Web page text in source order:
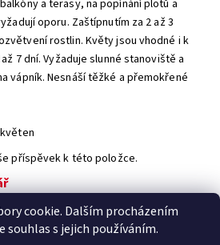
a terasy, na popínání plotů a
oporu. Zaštípnutím za 2 až 3
rostlin. Květy jsou vhodné i k
7 dní. Vyžaduje slunné stanoviště a
vápník. Nesnáší těžké a přemokřené
příspěvek k této položce.
| Heureka.cz | Zboží.cz
cookie. Dalším procházením
s jejich používáním.